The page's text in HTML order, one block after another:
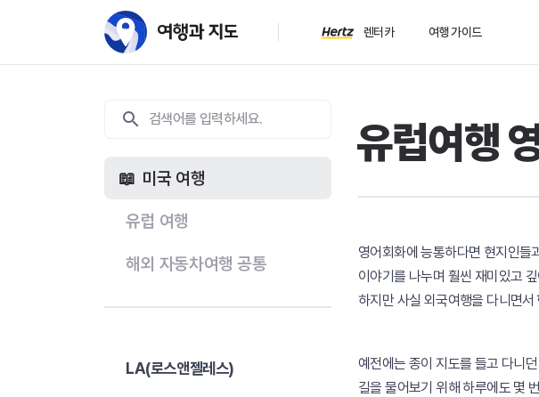
렌터카 여행 가이드
미국 여행
유럽 여행
해외 자동차여행 공통
LA(로스앤젤레스)
유럽여행
영어회화에 능통하다면 현지인들
이야기를 나누며 훨씬 재미있고
하지만 사실 외국여행을 다니면서
예전에는 종이 지도를 들고 다니
길을 물어보기 위해 하루에도 몇